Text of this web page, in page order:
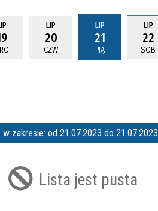
LIP
20
CZW
LIP
21
PIĄ
LIP
22
SOB
zakresie: od 21.07.2023 do 21.07.2023
Lista jest pusta